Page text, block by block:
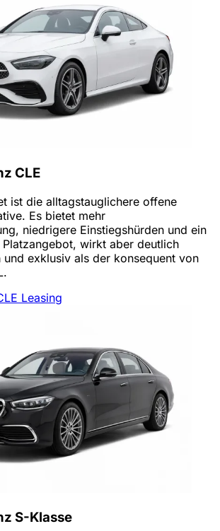
CLE
ist die alltagstauglichere offene
Es bietet mehr
niedrigere Einstiegshürden und ein
wirkt aber deutlich
exklusiv als der konsequent von
Leasing
S-Klasse